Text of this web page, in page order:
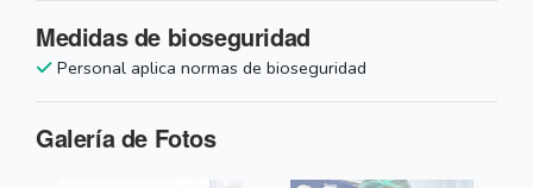
Medidas de bioseguridad
Personal aplica normas de bioseguridad
Galería de Fotos